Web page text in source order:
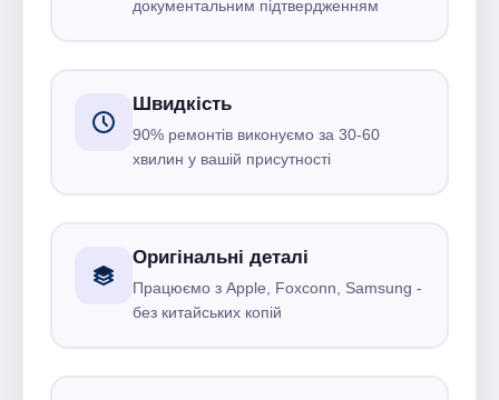
документальним підтвердженням
Швидкість
90% ремонтів виконуємо за 30-60
хвилин у вашій присутності
Оригінальні деталі
Працюємо з Apple, Foxconn, Samsung -
без китайських копій